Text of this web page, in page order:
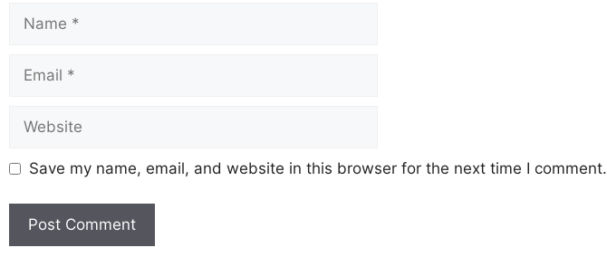
Save my name, email, and website in this browser for the next time I comment.